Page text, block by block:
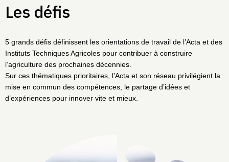
Les défis
5 grands défis définissent les orientations de travail de l’Acta et des
Instituts Techniques Agricoles pour contribuer à construire
l’agriculture des prochaines décennies.
Sur ces thématiques prioritaires, l’Acta et son réseau privilégient la
mise en commun des compétences, le partage d’idées et
d’expériences pour innover vite et mieux.